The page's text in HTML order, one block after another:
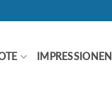
IMPRESSIONEN